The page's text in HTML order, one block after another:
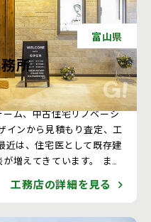
富山県
所
です。 オープンシステム
ム、中古住宅リノベーシ
インから⾒積もり査定、⼯
近は、住宅医として既存建
増えてきています。 ま
設計もおこなっていま
工務店の詳細を見る